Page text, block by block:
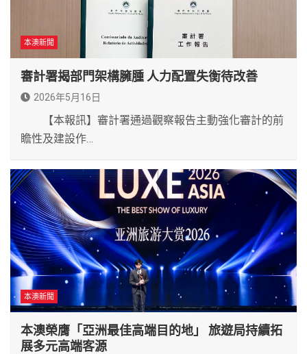
本澳新聞
審計署揭部門架構臃腫 人力配置失衡待改善
2026年5月16日
【本報訊】審計署通過觀察報告主動強化審計的前
瞻性及建設作…
本澳新聞
本澳榮膺「亞洲最佳高端目的地」 旅遊局持續拓
展多元高端客源